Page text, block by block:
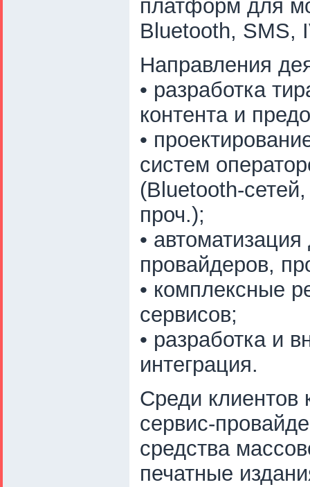
платформ для
Bluetooth, SMS,
Направления
• разработка
контента и
•
систем
(Bluetooth-
проч.);
•
провайдеров,
• комплексные
сервисов;
• разработка и
интеграция.
Среди клиентов
сервис-
средства
печатные